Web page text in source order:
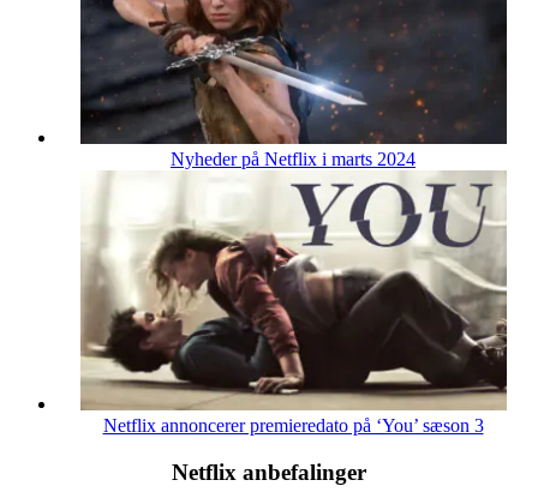
Nyheder på Netflix i marts 2024
Netflix annoncerer premieredato på ‘You’ sæson 3
Netflix anbefalinger